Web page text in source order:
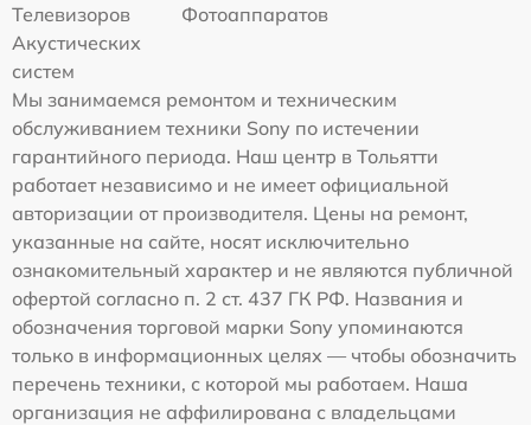
Телевизоров
Фотоаппаратов
Акустических
систем
Мы занимаемся ремонтом и техническим
обслуживанием техники Sony по истечении
гарантийного периода. Наш центр в Тольятти
работает независимо и не имеет официальной
авторизации от производителя. Цены на ремонт,
указанные на сайте, носят исключительно
ознакомительный характер и не являются публичной
офертой согласно п. 2 ст. 437 ГК РФ. Названия и
обозначения торговой марки Sony упоминаются
только в информационных целях — чтобы обозначить
перечень техники, с которой мы работаем. Наша
организация не аффилирована с владельцами